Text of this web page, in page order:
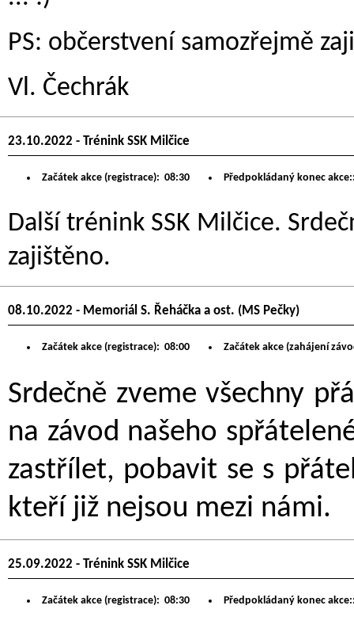
PS: občerstvení samozřejmě
Vl. Čechrák
23.10.2022 - Trénink SSK Milčice
Začátek akce (registrace): 08:30 Předpokládaný konec
Další trénink SSK Milčice.
zajištěno.
08.10.2022 - Memoriál S. Řeháčka a ost. (MS Pečky)
Začátek akce (registrace): 08:00 Začátek akce (zahájení
Srdečně zveme všechny
na závod našeho
zastřílet, pobavit se s
kteří již nejsou mezi námi.
25.09.2022 - Trénink SSK Milčice
Začátek akce (registrace): 08:30 Předpokládaný konec